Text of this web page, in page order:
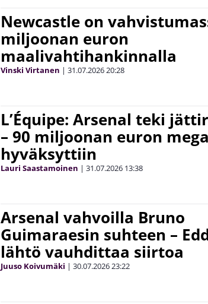
Newcastle on
miljoonan euron
maalivahtihankinnalla
Vinski Virtanen | 31.07.202620:28
L’Équipe: Arsenal teki
– 90 miljoonan euron
hyväksyttiin
Lauri Saastamoinen | 31.07.2026 13:38
Arsenal vahvoilla Bruno
Guimaraesin suhteen –
lähtö vauhdittaa siirtoa
Juuso Koivumäki | 30.07.202623:22